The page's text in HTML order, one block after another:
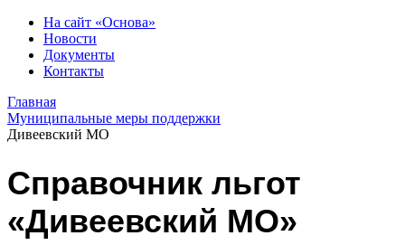
На сайт «Основа»
Новости
Документы
Контакты
Главная
Муниципальные меры поддержки
Дивеевский МО
Справочник льгот
«Дивеевский МО»